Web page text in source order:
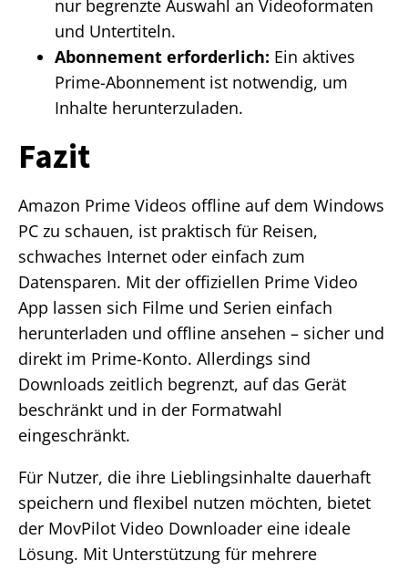
nur begrenzte Auswahl an Videoformaten
und Untertiteln.
Abonnement erforderlich: Ein aktives
Prime-Abonnement ist notwendig, um
Inhalte herunterzuladen.
Fazit
Amazon Prime Videos offline auf dem Windows
PC zu schauen, ist praktisch für Reisen,
schwaches Internet oder einfach zum
Datensparen. Mit der offiziellen Prime Video
App lassen sich Filme und Serien einfach
herunterladen und offline ansehen – sicher und
direkt im Prime-Konto. Allerdings sind
Downloads zeitlich begrenzt, auf das Gerät
beschränkt und in der Formatwahl
eingeschränkt.
Für Nutzer, die ihre Lieblingsinhalte dauerhaft
speichern und flexibel nutzen möchten, bietet
der MovPilot Video Downloader eine ideale
Lösung. Mit Unterstützung für mehrere